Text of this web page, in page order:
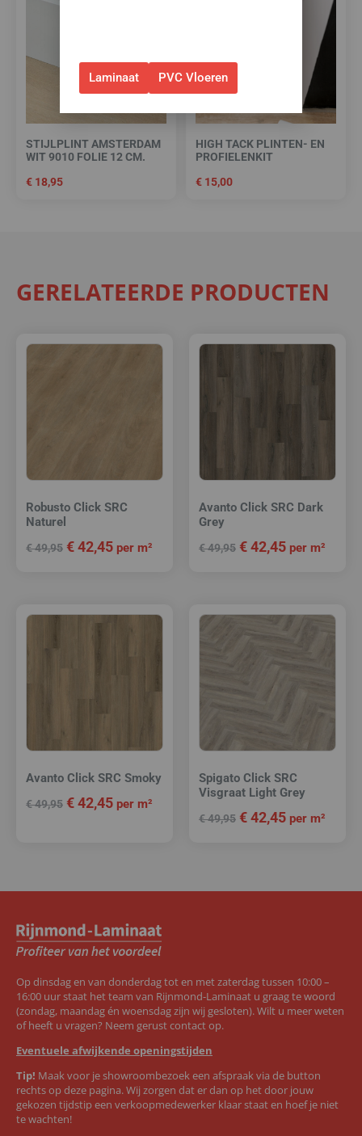
STIJLPLINT AMSTERDAM
WIT 9010 FOLIE 12 CM.
€ 18,95
HIGH TACK PLINTEN- EN
PROFIELENKIT
€ 15,00
GERELATEERDE PRODUCTEN
Robusto Click SRC
Naturel
€49,95 €42,45 per m²
Avanto Click SRC Dark
Grey
€49,95 €42,45 per m²
Avanto Click SRC Smoky
€49,95 €42,45 per m²
Spigato Click SRC
Visgraat Light Grey
€49,95 €42,45 per m²
Op dinsdag en van donderdag tot en met zaterdag tussen 10:00 –
16:00 uur staat het team van Rijnmond-Laminaat u graag te woord
(zondag, maandag én woensdag zijn wij gesloten). Wilt u meer weten
of heeft u vragen? Neem gerust contact op.
Eventuele afwijkende openingstijden
Tip! Maak voor je showroombezoek een afspraak via de button
rechts op deze pagina. Wij zorgen dat er dan op het door jouw
gekozen tijdstip een verkoopmedewerker klaar staat en hoef je niet
te wachten!
Laminaat PVC Vloeren